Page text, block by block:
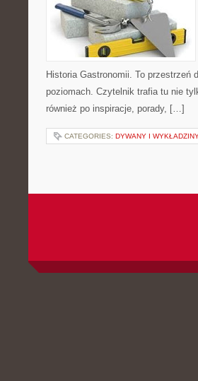
Historia Gastronomii. To przestrzeń
poziomach. Czytelnik trafia tu nie
również po inspiracje, porady, […]
CATEGORIES: DYWANY I